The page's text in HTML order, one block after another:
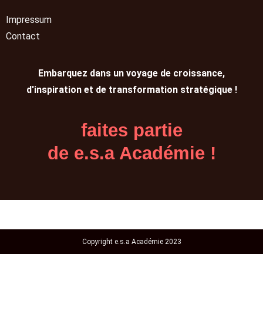
Impressum
Contact
Embarquez dans un voyage de croissance,
d'inspiration et de transformation stratégique !
faites partie
de e.s.a Académie !
Copyright e.s.a Académie 2023